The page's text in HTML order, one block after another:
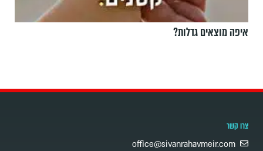
איפה מוצאים גדלות?
צרו קשר
office@sivanrahavmeir.com